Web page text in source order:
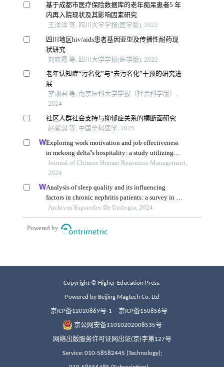
Copyright © Higher Education Press.
Powered by Beijing Magtech Co. Ltd
京ICP备12020869号-1 京ICP备150856号
京公网安备11010202008535号
网络出版服务许可证网出证(京)字第127号
Service: 010-58582445 (Technology);